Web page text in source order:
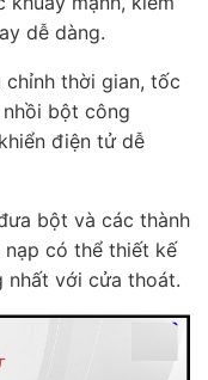
dễ dàng.
thời gian, tốc
bột công
điện tử dễ
bột và các thành
nạp có thể thiết kế
nhất với cửa thoát.